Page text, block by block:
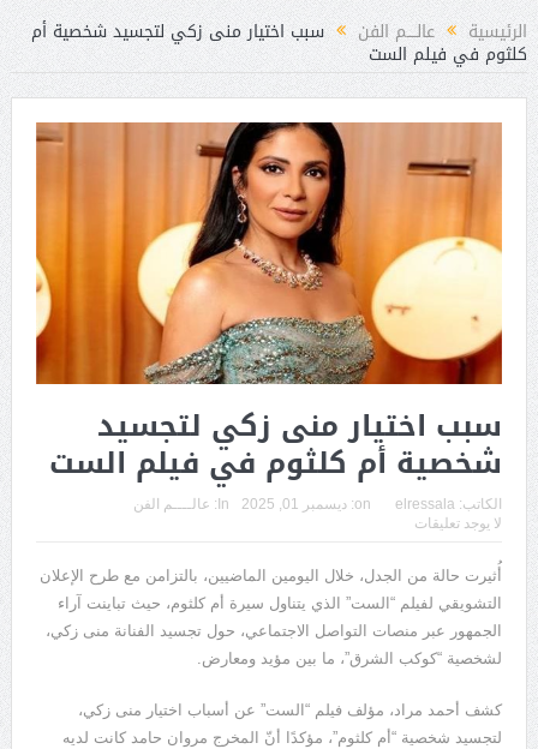
الغاباتالرئيسية عالــــم الفن سبب اختيار منى زكي لتجسيد شخصية أم
كلثوم في فيلم الست
سبب اختيار منى زكي لتجسيد
شخصية أم كلثوم في فيلم الست
الكاتب: elressala
on: ديسمبر 01, 2025 In:
عالــــم الفن
لا يوجد تعليقات
أُثيرت حالة من الجدل، خلال اليومين الماضيين، بالتزامن مع طرح الإعلان
التشويقي لفيلم “الست” الذي يتناول سيرة أم كلثوم، حيث تباينت آراء
الجمهور عبر منصات التواصل الاجتماعي، حول تجسيد الفنانة منى زكي،
لشخصية “كوكب الشرق”، ما بين مؤيد ومعارض.
كشف أحمد مراد، مؤلف فيلم “الست” عن أسباب اختيار منى زكي،
لتجسيد شخصية “أم كلثوم”، مؤكدًا أنّ المخرج مروان حامد كانت لديه